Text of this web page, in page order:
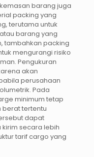
barang juga
packing yang
terutama untuk
barang yang
tambahkan packing
mengurangi risiko
Pengukuran
akan
perusahaan
Pada
minimum tetap
berat tertentu
dapat
secara lebih
tarif cargo yang